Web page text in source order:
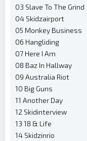
03 Slave To The Grind
04 Skidzairport
05 Monkey Business
06 Hangliding
07 Here I Am
08 Baz In Hallway
09 Australia Riot
10 Big Guns
11 Another Day
12 Skidinterview
13 18 & Life
14 Skidzinrio